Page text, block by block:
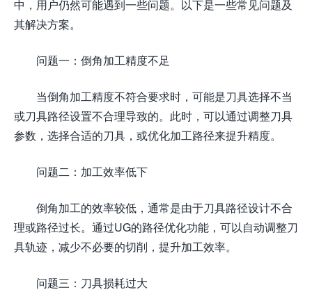
中，用户仍然可能遇到一些问题。以下是一些常见问题及
其解决方案。
问题一：倒角加工精度不足
当倒角加工精度不符合要求时，可能是刀具选择不当
或刀具路径设置不合理导致的。此时，可以通过调整刀具
参数，选择合适的刀具，或优化加工路径来提升精度。
问题二：加工效率低下
倒角加工的效率较低，通常是由于刀具路径设计不合
理或路径过长。通过UG的路径优化功能，可以自动调整刀
具轨迹，减少不必要的切削，提升加工效率。
问题三：刀具损耗过大